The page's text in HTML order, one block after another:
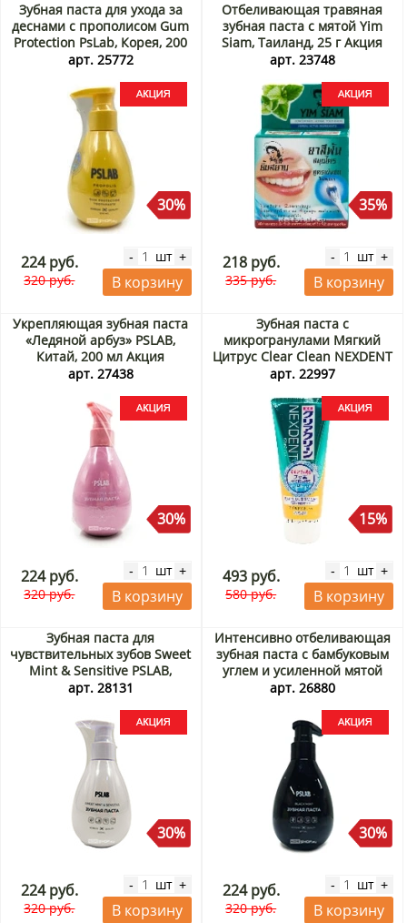
Зубная паста для ухода за
деснами с прополисом Gum
Protection PsLab, Корея, 200
мл Акция
арт. 25772
30%
224 руб.
320 руб.
- шт +
В корзину
Отбеливающая травяная
зубная паста с мятой Yim
Siam, Таиланд, 25 г Акция
арт. 23748
35%
218 руб.
335 руб.
- шт +
В корзину
Укрепляющая зубная паста
«Ледяной арбуз» PSLAB,
Китай, 200 мл Акция
арт. 27438
30%
224 руб.
320 руб.
- шт +
В корзину
Зубная паста с
микрогранулами Мягкий
Цитрус Clear Clean NEXDENT
Mild Citrus KAO, Япония, 120
арт. 22997
15%
493 руб.
580 руб.
- шт +
В корзину
Зубная паста для
чувствительных зубов Sweet
Mint & Sensitive PSLAB,
Китай, 200 мл Акция
арт. 28131
30%
224 руб.
320 руб.
- шт +
В корзину
Интенсивно отбеливающая
зубная паста с бамбуковым
углем и усиленной мятой
PSLAB Black Mint (Китай),
арт. 26880
30%
224 руб.
320 руб.
- шт +
В корзину